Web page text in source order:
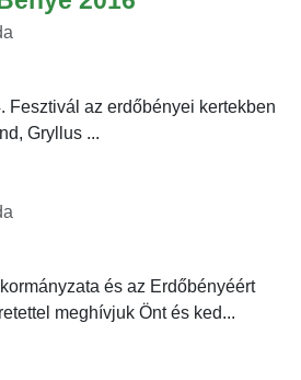
Fesztivál az erdőbényei kertekben
Gryllus ...
és az Erdőbényéért
meghívjuk Önt és ked...